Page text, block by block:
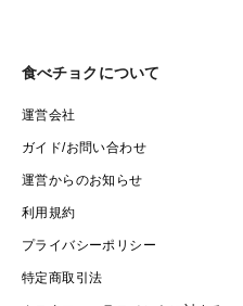
食べチョクについて
運営会社
ガイド/お問い合わせ
運営からのお知らせ
利用規約
プライバシーポリシー
特定商取引法